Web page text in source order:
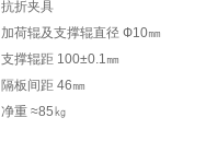
抗折夹具
加荷辊及支撑辊直径 Ф10㎜
支撑辊距 100±0.1㎜
隔板间距 46㎜
净重 ≈85㎏